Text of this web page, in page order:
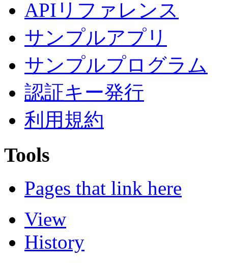
APIリファレンス
サンプルアプリ
サンプルプログラム
認証キー発行
利用規約
Tools
Pages that link here
View
History